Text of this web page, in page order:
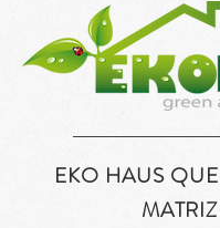
EKO HAUS
MATRIZ